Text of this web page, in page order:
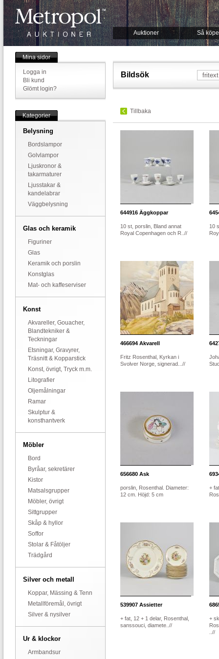
Auktioner Så
Mina sidor
Logga in
Bli kund
Glömt login?
Kategorier
Belysning
Bordslampor
Golvlampor
Ljuskronor &
takarmaturer
Ljusstakar &
kandelabrar
Väggbelysning
Glas och keramik
Figuriner
Glas
Keramik och porslin
Konstglas
Mat- och kaffeserviser
Konst
Akvareller, Gouacher,
Blandtekniker &
Teckningar
Etsningar, Gravyrer,
Träsnitt & Kopparstick
Konst, övrigt, Tryck m.m.
Litografier
Oljemålningar
Ramar
Skulptur &
konsthantverk
Möbler
Bord
Byråar, sekretärer
Kistor
Matsalsgrupper
Möbler, övrigt
Sittgrupper
Skåp & hyllor
Soffor
Stolar & Fåtöljer
Trädgård
Silver och metall
Koppar, Mässing & Tenn
Metallföremål, övrigt
Silver & nysilver
Ur & klockor
Armbandsur
Bildsök
Tillbaka
644916 Äggkoppar
10 st, porslin, Bland annat
Royal Copenhagen och R..//
10
466694 Akvarell
Fritz Rosenthal, Kyrkan i
Svolver Norge, signerad...//
656680 Ask
porslin, Rosenthal. Diameter:
12 cm. Höjd: 5 cm
+
539907 Assietter
+ fat, 12 + 1 delar, Rosenthal,
sanssouci, diamete..//
+
..//